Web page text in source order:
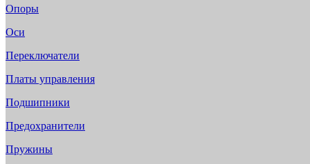
Опоры
Оси
Переключатели
Платы управления
Подшипники
Предохранители
Пружины